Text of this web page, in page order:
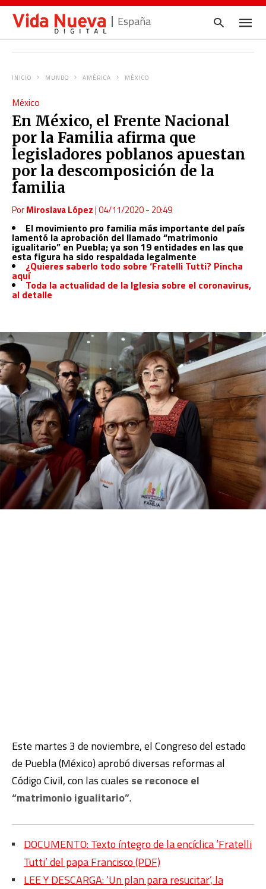
España
INICIO MUNDO AMÉRICA MÉXICO
México
En México, el Frente Nacional
por la Familia afirma que
legisladores poblanos apuestan
por la descomposición de la
familia
PorMiroslava López|04/11/2020 - 20:49
El movimiento pro familia más importante del país
lamentó la aprobación del llamado “matrimonio
igualitario” en Puebla; ya son 19 entidades en las que
esta figura ha sido respaldada legalmente
¿Quieres saberlo todo sobre ‘Fratelli Tutti? Pincha
aquí
Toda la actualidad de la Iglesia sobre el coronavirus,
al detalle
Este martes 3 de noviembre, el Congreso del estado
de Puebla (México) aprobó diversas reformas al
Código Civil, con las cuales se reconoce el
“matrimonio igualitario”.
DOCUMENTO: Texto íntegro de la encíclica ‘Fratelli
Tutti’ del papa Francisco (PDF)
LEE Y DESCARGA: ‘Un plan para resucitar’, la